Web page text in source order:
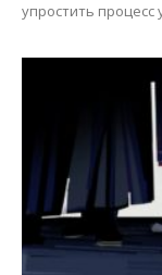
упростить